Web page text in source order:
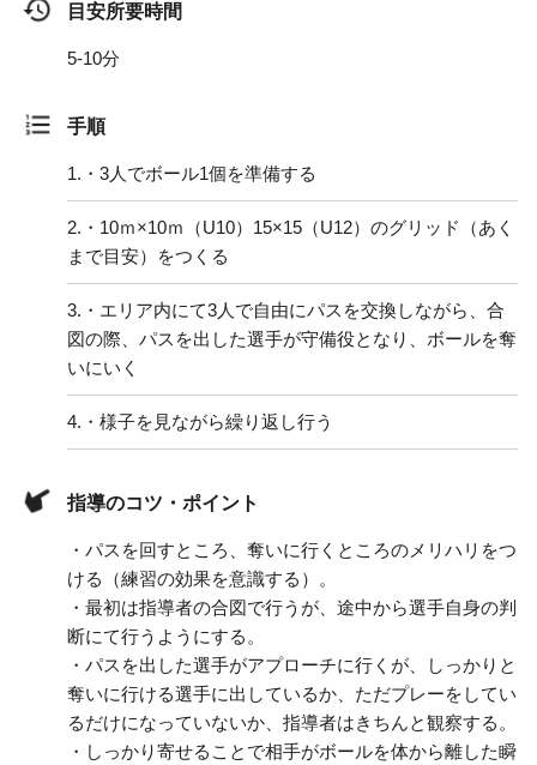
目安所要時間
5-10分
手順
1. ・3人でボール1個を準備する
2. ・10ｍ×10ｍ（U10）15×15（U12）のグリッド（あく
まで目安）をつくる
3. ・エリア内にて3人で自由にパスを交換しながら、合
図の際、パスを出した選手が守備役となり、ボールを奪
いにいく
4. ・様子を見ながら繰り返し行う
指導のコツ・ポイント
・パスを回すところ、奪いに行くところのメリハリをつ
ける（練習の効果を意識する）。
・最初は指導者の合図で行うが、途中から選手自身の判
断にて行うようにする。
・パスを出した選手がアプローチに行くが、しっかりと
奪いに行ける選手に出しているか、ただプレーをしてい
るだけになっていないか、指導者はきちんと観察する。
・しっかり寄せることで相手がボールを体から離した瞬